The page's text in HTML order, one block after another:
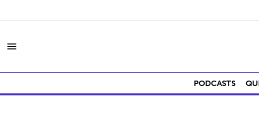
menu
PODCASTS